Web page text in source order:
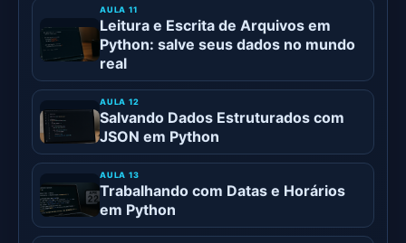
Leitura e Escrita de Arquivos em
Python: salve seus dados no mundo
real
Salvando Dados Estruturados com
JSON em Python
Trabalhando com Datas e Horários
em Python